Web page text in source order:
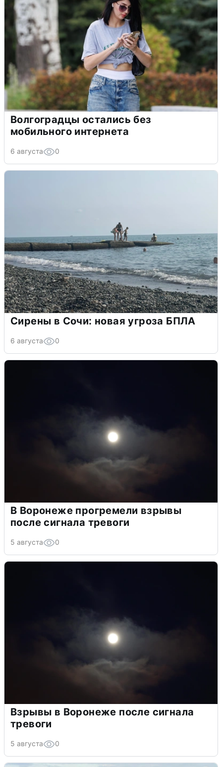
Волгоградцы остались без
мобильного интернета
6 августа 0
Сирены в Сочи: новая угроза БПЛА
6 августа 0
В Воронеже прогремели взрывы
после сигнала тревоги
5 августа 0
Взрывы в Воронеже после сигнала
тревоги
5 августа 0